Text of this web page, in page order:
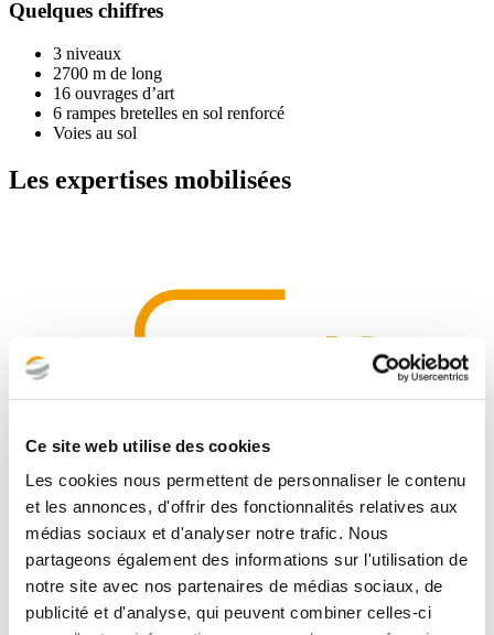
Ce site web utilise des cookies
Les cookies nous permettent de personnaliser le contenu
et les annonces, d'offrir des fonctionnalités relatives aux
médias sociaux et d'analyser notre trafic. Nous
partageons également des informations sur l'utilisation de
notre site avec nos partenaires de médias sociaux, de
publicité et d'analyse, qui peuvent combiner celles-ci
Quelques chiffres
3 niveaux
2700 m de long
16 ouvrages d’art
6 rampes bretelles en sol renforcé
Voies au sol
Les expertises mobilisées